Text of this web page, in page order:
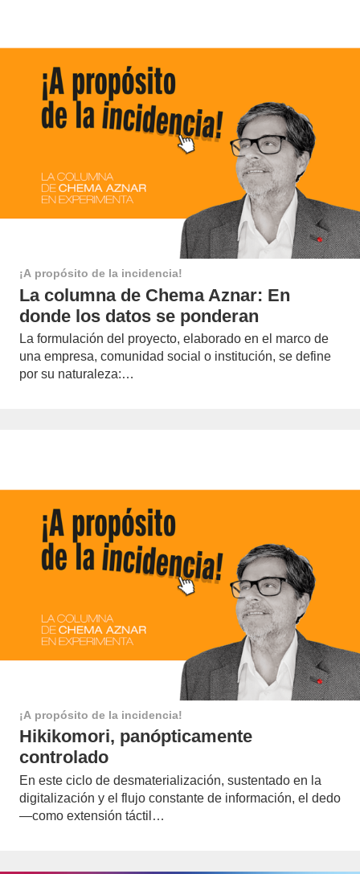
¡A propósito de la incidencia!
La columna de Chema Aznar: En
donde los datos se ponderan
La formulación del proyecto, elaborado en el marco de
una empresa, comunidad social o institución, se define
por su naturaleza:…
¡A propósito de la incidencia!
Hikikomori, panópticamente
controlado
En este ciclo de desmaterialización, sustentado en la
digitalización y el flujo constante de información, el dedo
—como extensión táctil…